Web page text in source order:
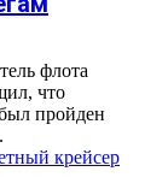
флота
что
пройден
крейсер